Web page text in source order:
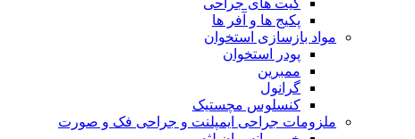
کیت های جراحی
پکیج ها و آفر ها
مواد بازسازی استخوان
پودر استخوان
ممبرین
گرانول
کنسلوس مچستیک
ملزومات جراحی ایمپلنت و جراحی فک و صورت